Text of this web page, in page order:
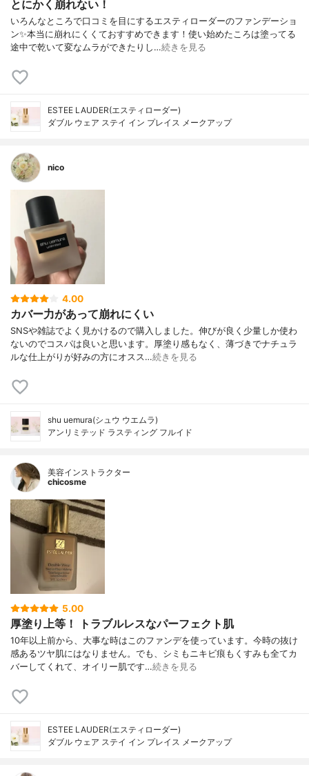
とにかく崩れない！
いろんなところで口コミを目にするエスティローダーのファンデーショ
ン✨本当に崩れにくくておすすめできます！使い始めたころは塗ってる
途中で乾いて変なムラができたりし…続きを見る
ESTEE LAUDER(エスティローダー)
ダブル ウェア ステイ イン プレイス メークアップ
nico
4.00
カバー力があって崩れにくい
SNSや雑誌でよく見かけるので購入しました。伸びが良く少量しか使わ
ないのでコスパは良いと思います。厚塗り感もなく、薄づきでナチュラ
ルな仕上がりが好みの方にオスス…続きを見る
shu uemura(シュウ ウエムラ)
アンリミテッド ラスティング フルイド
美容インストラクター
chicosme
5.00
厚塗り上等！ トラブルレスなパーフェクト肌
10年以上前から、大事な時はこのファンデを使っています。今時の抜け
感あるツヤ肌にはなりません。でも、シミもニキビ痕もくすみも全てカ
バーしてくれて、オイリー肌です…続きを見る
ESTEE LAUDER(エスティローダー)
ダブル ウェア ステイ イン プレイス メークアップ